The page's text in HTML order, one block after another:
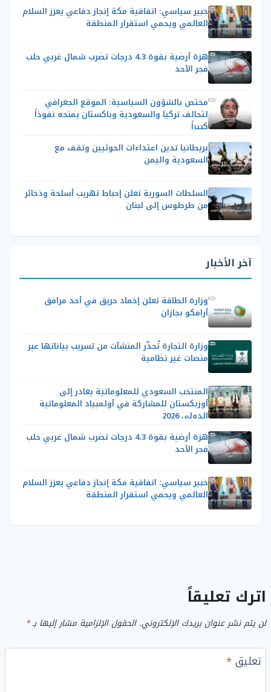
خبير سياسي: اتفاقية مكة إنجاز دفاعي يعزز السلام
العالمي ويحمي استقرار المنطقة
هزة أرضية بقوة 4.3 درجات تضرب شمال غربي حلب
فجر الأحد
مختص بالشؤون السياسية: الموقع الجغرافي
لتحالف تركيا والسعودية وباكستان يمنحه نفوذاً
كبيراً
بريطانيا تدين اعتداءات الحوثيين وتقف مع
السعودية واليمن
السلطات السورية تعلن إحباط تهريب أسلحة وذخائر
من طرطوس إلى لبنان
آخر الأخبار
وزارة الطاقة تعلن إخماد حريق في أحد مرافق
أرامكو بجازان
وزارة التجارة تُحذّر المنشآت من تسريب بياناتها عبر
منصات غير نظامية
المنتخب السعودي للمعلوماتية يغادر إلى
أوزبكستان للمشاركة في أولمبياد المعلوماتية
الدولي 2026
هزة أرضية بقوة 4.3 درجات تضرب شمال غربي حلب
فجر الأحد
خبير سياسي: اتفاقية مكة إنجاز دفاعي يعزز السلام
العالمي ويحمي استقرار المنطقة
اترك تعليقاً
لن يتم نشر عنوان بريدك الإلكتروني. الحقول الإلزامية مشار إليها بـ*
تعليق*